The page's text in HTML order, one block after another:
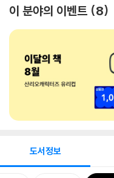
이 분야의 이벤트 8
도서정보